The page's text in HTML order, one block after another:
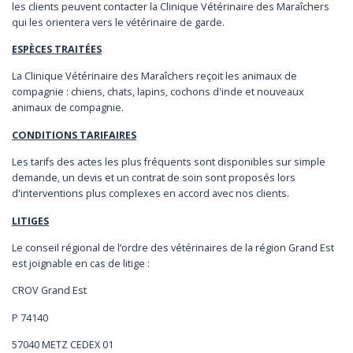
les clients peuvent contacter la Clinique Vétérinaire des Maraîchers
qui les orientera vers le vétérinaire de garde.
ESPÈCES TRAITÉES
La Clinique Vétérinaire des Maraîchers reçoit les animaux de
compagnie : chiens, chats, lapins, cochons d'inde et nouveaux
animaux de compagnie.
CONDITIONS TARIFAIRES
Les tarifs des actes les plus fréquents sont disponibles sur simple
demande, un devis et un contrat de soin sont proposés lors
d'interventions plus complexes en accord avec nos clients.
LITIGES
Le conseil régional de l’ordre des vétérinaires de la région Grand Est
est joignable en cas de litige :
CROV Grand Est
P 74140
57040 METZ CEDEX 01